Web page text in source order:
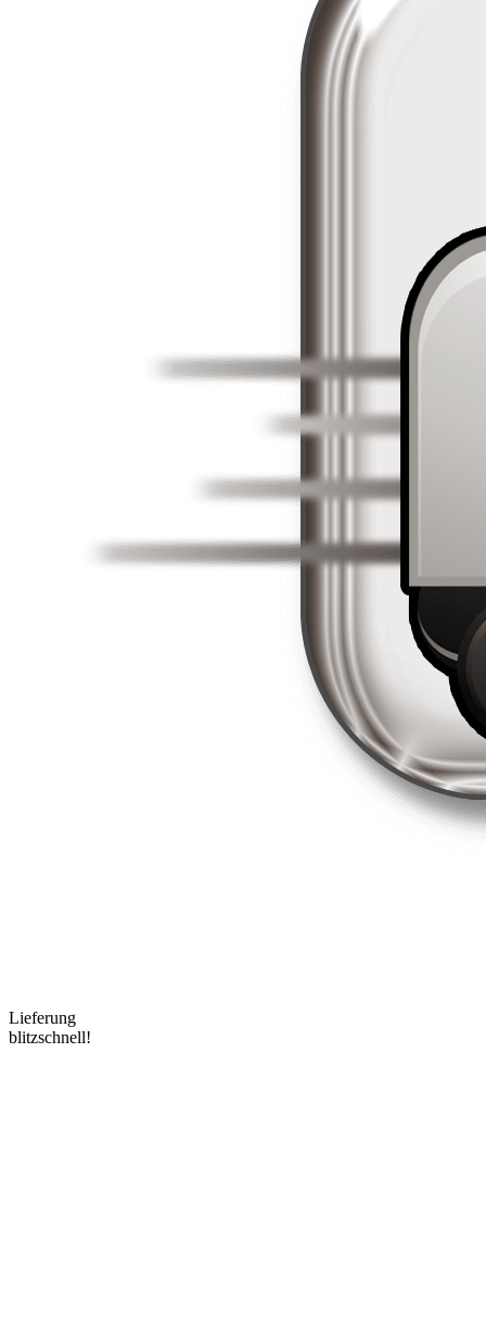
Lieferung
blitzschnell!